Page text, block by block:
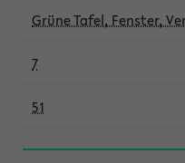
Grüne Tafel, Fenster,
7
51